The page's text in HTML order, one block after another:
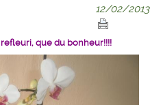
12/02/2013
que du bonheur!!!!